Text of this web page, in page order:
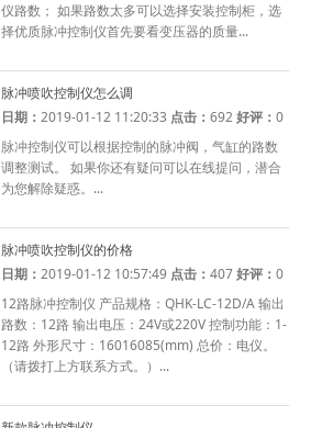
仪路数； 如果路数太多可以选择安装控制柜，选
择优质脉冲控制仪首先要看变压器的质量...
脉冲喷吹控制仪怎么调
日期：2019-01-12 11:20:33 点击：692好评：0
脉冲控制仪可以根据控制的脉冲阀，气缸的路数
调整测试。 如果你还有疑问可以在线提问，潜合
为您解除疑惑。...
脉冲喷吹控制仪的价格
日期：2019-01-12 10:57:49 点击：407好评：0
12路脉冲控制仪 产品规格：QHK-LC-12D/A 输出
路数：12路 输出电压：24V或220V 控制功能：1-
12路 外形尺寸：16016085(mm) 总价：电仪。
（请拨打上方联系方式。）...